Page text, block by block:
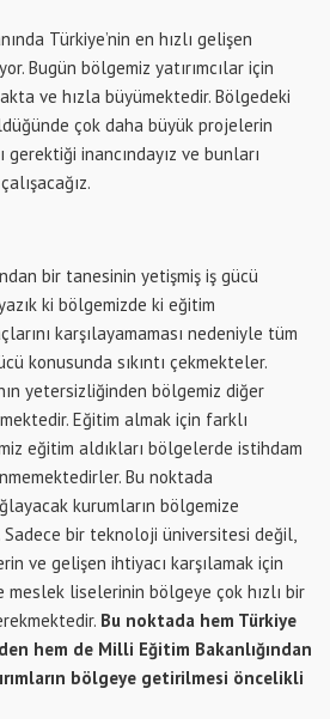
Türkiye’nin en hızlı gelişen
Bugün bölgemiz yatırımcılar için
ve hızla büyümektedir. Bölgedeki
çok daha büyük projelerin
gerektiği inancındayız ve bunları
bir tanesinin yetişmiş iş gücü
ki bölgemizde ki eğitim
karşılayamaması nedeniyle tüm
konusunda sıkıntı çekmekteler.
yetersizliğinden bölgemiz diğer
Eğitim almak için farklı
eğitim aldıkları bölgelerde istihdam
Bu noktada
kurumların bölgemize
Sadece bir teknoloji üniversitesi değil,
ve gelişen ihtiyacı karşılamak için
liselerinin bölgeye çok hızlı bir
Bu noktada hem Türkiye
hem de Milli Eğitim Bakanlığından
bölgeye getirilmesi öncelikli